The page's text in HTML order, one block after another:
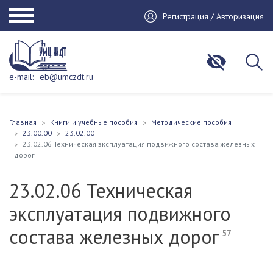
Регистрация / Авторизация
e-mail: eb@umczdt.ru
Главная Книги и учебные пособия
Методические пособия
23.00.00
23.02.00
23.02.06 Техническая эксплуатация подвижного состава железных
дорог
23.02.06 Техническая
эксплуатация подвижного
состава железных дорог57